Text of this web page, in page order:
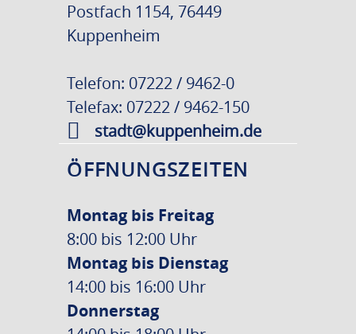
Postfach 1154, 76449
Kuppenheim
Telefon: 07222 / 9462-0
Telefax: 07222 / 9462-150
stadt@kuppenheim.de
ÖFFNUNGSZEITEN
Montag bis Freitag
8:00 bis 12:00 Uhr
Montag bis Dienstag
14:00 bis 16:00 Uhr
Donnerstag